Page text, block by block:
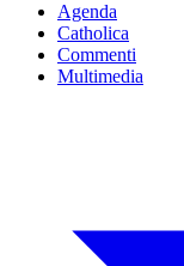
Agenda
Catholica
Commenti
Multimedia